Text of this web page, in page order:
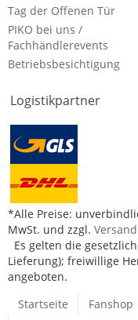
Tag der Offenen Tür
PIKO bei uns /
Fachhändlerevents
Betriebsbesichtigung
Logistikpartner
*Alle Preise:
MwSt. und zzgl.
Es gelten die
Lieferung); freiwillige
angeboten.
Startseite
Fanshop